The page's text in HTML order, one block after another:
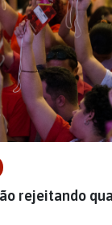
rejeitando